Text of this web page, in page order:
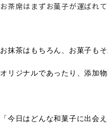
お茶席はまずお菓子が運ばれ
お抹茶はもちろん、お菓子も
オリジナルであったり、添加
「今日はどんな和菓子に出会